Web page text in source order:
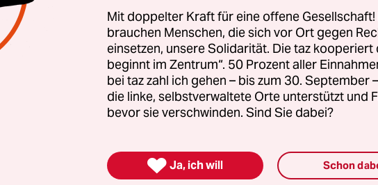
davon, dass sich die Adler Group „zu einer Art Wirecard
auswächst – mit unbekannten Folgen für die
Freitag teilte der Konzern mit, 1.400 seiner Berliner
vom Mutterkonzern Adler Group an das
326 Millionen Euro bewerteten Portfolio soll die
Gruppe verbessert werden.
Mit doppelter Kraft für eine offene
brauchen Menschen, die sich vor Ort gegen
einsetzen, unsere Solidarität. Die taz kooperiert
beginnt im Zentrum“. 50 Prozent aller
bei taz zahl ich gehen – bis zum 30. September
die linke, selbstverwaltete Orte unterstützt und
bevor sie verschwinden. Sind Sie dabei?
 Ja, ich will Schon